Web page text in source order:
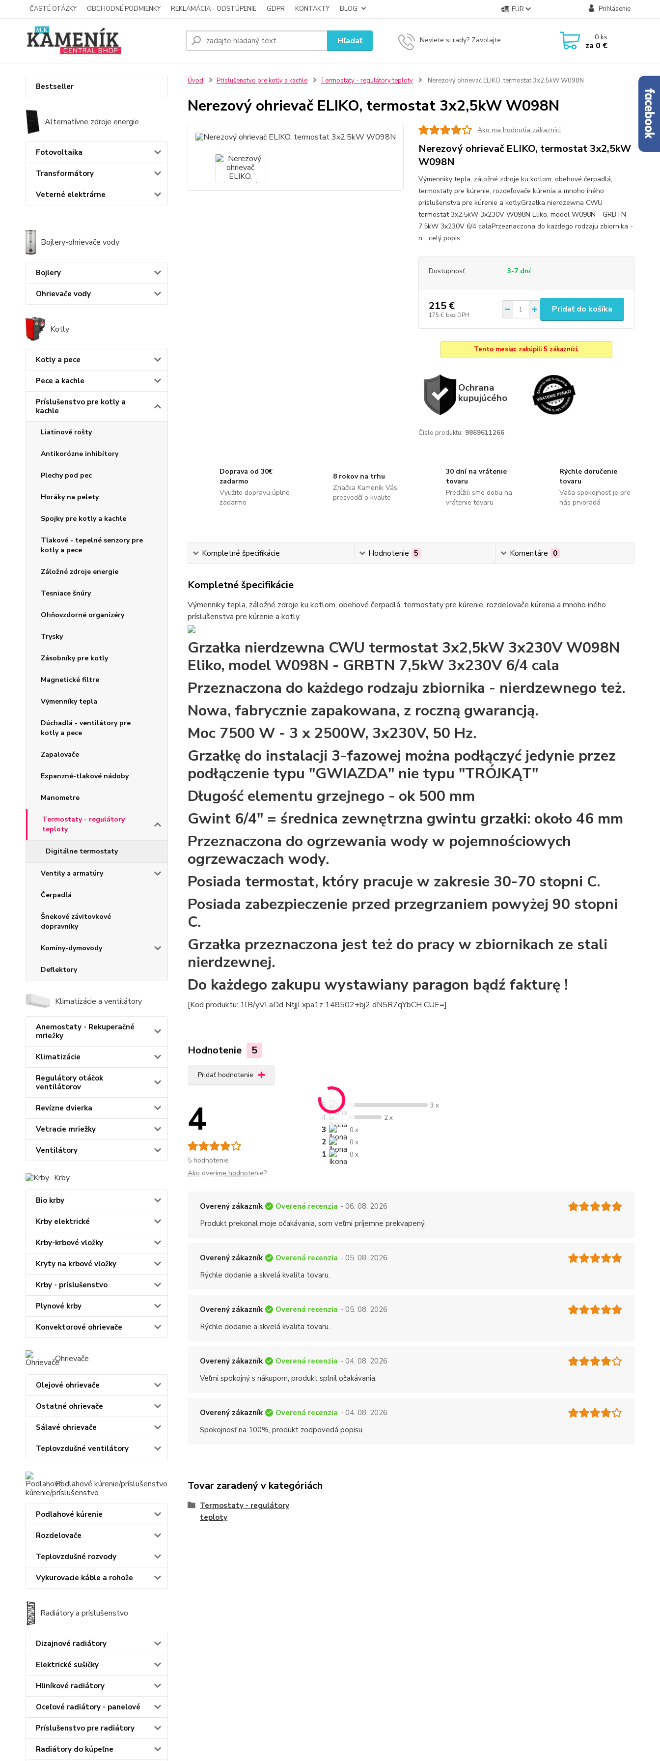
ČASTÉ OTÁZKY OBCHODNÉ PODMIENKY REKLAMÁCIA - ODSTÚPENIE GDPR KONTAKTY BLOG EUR Prihlásenie
Hľadať Neviete si rady? Zavolajte. 0ks
za 0 €
Bestseller
Alternatívne zdroje energie
Fotovoltaika
Transformátory
Veterné elektrárne
Bojlery-ohrievače vody
Bojlery
Ohrievače vody
Kotly
Kotly a pece
Pece a kachle
Príslušenstvo pre kotly a
kachle
Liatinové rošty
Antikorózne inhibítory
Plechy pod pec
Horáky na pelety
Spojky pre kotly a kachle
Tlakové - tepelné senzory pre
kotly a pece
Záložné zdroje energie
Tesniace šnúry
Ohňovzdorné organizéry
Trysky
Zásobníky pre kotly
Magnetické filtre
Výmenníky tepla
Dúchadlá - ventilátory pre
kotly a pece
Zapalovače
Expanzné-tlakové nádoby
Manometre
Termostaty - regulátory
teploty
Digitálne termostaty
Ventily a armatúry
Čerpadlá
Šnekové závitovkové
dopravníky
Komíny-dymovody
Deflektory
Klimatizácie a ventilátory
Anemostaty - Rekuperačné
mriežky
Klimatizácie
Regulátory otáčok
ventilátorov
Revízne dvierka
Vetracie mriežky
Ventilátory
Krby
Bio krby
Krby elektrické
Krby-krbové vložky
Kryty na krbové vložky
Krby - príslušenstvo
Plynové krby
Konvektorové ohrievače
Ohrievače
Olejové ohrievače
Ostatné ohrievače
Sálavé ohrievače
Teplovzdušné ventilátory
Podlahové kúrenie/príslušenstvo
Podlahové kúrenie
Rozdelovače
Teplovzdušné rozvody
Vykurovacie káble a rohože
Radiátory a príslušenstvo
Dizajnové radiátory
Elektrické sušičky
Hliníkové radiátory
Oceľové radiátory - panelové
Príslušenstvo pre radiátory
Radiátory do kúpeľne
Úvod Príslušenstvo pre kotly a kachle Termostaty - regulátory teploty Nerezový ohrievač ELIKO, termostat 3x2,5kW W098N
Nerezový ohrievač ELIKO, termostat 3x2,5kW W098N
Ako ma hodnotia zákazníci
Nerezový ohrievač ELIKO, termostat 3x2,5kW
W098N
Výmenniky tepla, záložné zdroje ku kotlom, obehové čerpadlá,
termostaty pre kúrenie, rozdeľovače kúrenia a mnoho iného
príslušenstva pre kúrenie a kotly.Grzałka nierdzewna CWU
termostat 3x2,5kW 3x230V W098N Eliko, model W098N - GRBTN
7,5kW 3x230V 6/4 calaPrzeznaczona do każdego rodzaju zbiornika -
n... celý popis
Dostupnosť 3-7 dní
215 €
175 € bez DPH
Pridať do košíka
Tento mesiac zakúpili 5 zákazníci.
Ochrana
kupujúcého
Číslo produktu: 9869611266
Doprava od 30€
zadarmo
Využite dopravu úplne
zadarmo
8 rokov na trhu
Značka Kameník Vás
presvedčí o kvalite
30 dní na vrátenie
tovaru
Predĺžili sme dobu na
vrátenie tovaru
Rýchle doručenie
tovaru
Vaša spokojnosť je pre
nás prvoradá
Kompletné špecifikácie Hodnotenie 5 Komentáre 0
Kompletné špecifikácie
Výmenniky tepla, záložné zdroje ku kotlom, obehové čerpadlá, termostaty pre kúrenie, rozdeľovače kúrenia a mnoho iného
príslušenstva pre kúrenie a kotly.
Grzałka nierdzewna CWU termostat 3x2,5kW 3x230V W098N
Eliko, model W098N - GRBTN 7,5kW 3x230V 6/4 cala
Przeznaczona do każdego rodzaju zbiornika - nierdzewnego też.
Nowa, fabrycznie zapakowana, z roczną gwarancją.
Moc 7500 W - 3 x 2500W, 3x230V, 50 Hz.
Grzałkę do instalacji 3-fazowej można podłączyć jedynie przez
podłączenie typu "GWIAZDA" nie typu "TRÓJKĄT"
Długość elementu grzejnego - ok 500 mm
Gwint 6/4" = średnica zewnętrzna gwintu grzałki: około 46 mm
Przeznaczona do ogrzewania wody w pojemnościowych
ogrzewaczach wody.
Posiada termostat, który pracuje w zakresie 30-70 stopni C.
Posiada zabezpieczenie przed przegrzaniem powyżej 90 stopni
C.
Grzałka przeznaczona jest też do pracy w zbiornikach ze stali
nierdzewnej.
Do każdego zakupu wystawiany paragon bądź fakturę !
[Kod produktu: 1lB/yVLaDd NtjjLxpa1z 148502+bj2 dN5R7qYbCH CUE=]
Hodnotenie 5
Pridať hodnotenie
4
5 hodnotenie
5 3 x
4 2 x
3 0 x
2 0 x
1 0 x
Ako overíme hodnotenie?
Overený zákazník Overená recenzia - 06. 08. 2026
Produkt prekonal moje očakávania, som veľmi príjemne prekvapený.
Overený zákazník Overená recenzia - 05. 08. 2026
Rýchle dodanie a skvelá kvalita tovaru.
Overený zákazník Overená recenzia - 05. 08. 2026
Rýchle dodanie a skvelá kvalita tovaru.
Overený zákazník Overená recenzia - 04. 08. 2026
Veľmi spokojný s nákupom, produkt splnil očakávania.
Overený zákazník Overená recenzia - 04. 08. 2026
Spokojnosť na 100%, produkt zodpovedá popisu.
Tovar zaradený v kategóriách
Termostaty - regulátory
teploty